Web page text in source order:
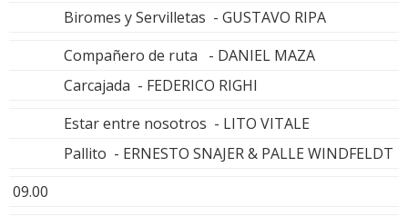
Biromes y Servilletas - GUSTAVO RIPA
Compañero de ruta - DANIEL MAZA
Carcajada - FEDERICO RIGHI
Estar entre nosotros - LITO VITALE
Pallito - ERNESTO SNAJER & PALLE WINDFELDT
09.00